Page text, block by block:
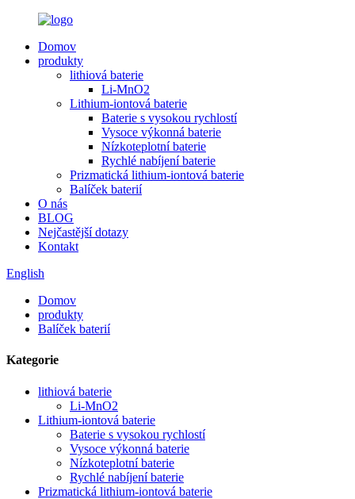
Domov
produkty
lithiová baterie
Li-MnO2
Lithium-iontová baterie
Baterie s vysokou rychlostí
Vysoce výkonná baterie
Nízkoteplotní baterie
Rychlé nabíjení baterie
Prizmatická lithium-iontová baterie
Balíček baterií
O nás
BLOG
Nejčastější dotazy
Kontakt
English
Domov
produkty
Balíček baterií
Kategorie
lithiová baterie
Li-MnO2
Lithium-iontová baterie
Baterie s vysokou rychlostí
Vysoce výkonná baterie
Nízkoteplotní baterie
Rychlé nabíjení baterie
Prizmatická lithium-iontová baterie